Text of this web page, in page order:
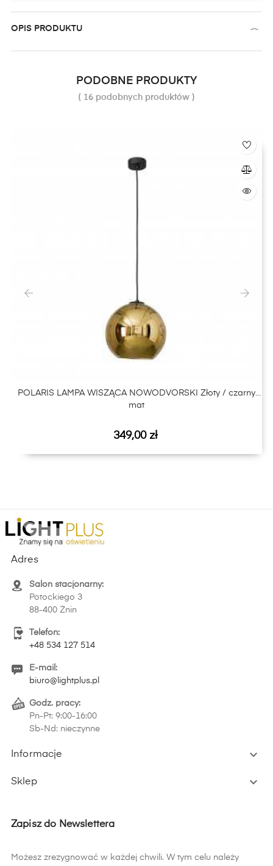
OPIS PRODUKTU
PODOBNE PRODUKTY
( 16 podobnych produktów )
POLARIS LAMPA WISZĄCA NOWODVORSKI Złoty / czarny
mat
Cena
349,00 zł
Adres
Salon stacjonarny:
Potockiego 3
88-400 Żnin
Telefon:
+48 534 127 514
E-mail:
biuro@lightplus.pl
Godz. pracy:
Pn-Pt: 9:00-16:00
Sb-Nd: nieczynne
Informacje 
Sklep 
Zapisz do Newslettera
Możesz zrezygnować w każdej chwili. W tym celu należy